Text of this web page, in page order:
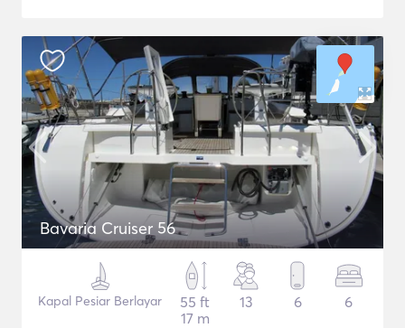
Bavaria Cruiser 56
Kapal Pesiar Berlayar
55 ft
17 m
13 6 6